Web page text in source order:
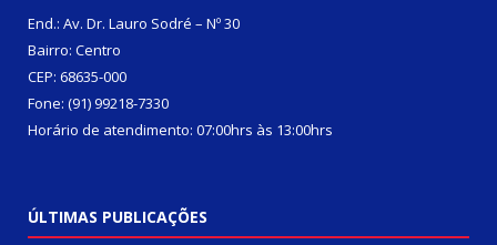
End.: Av. Dr. Lauro Sodré – Nº 30
Bairro: Centro
CEP: 68635-000
Fone: (91) 99218-7330
Horário de atendimento: 07:00hrs às 13:00hrs
ÚLTIMAS PUBLICAÇÕES